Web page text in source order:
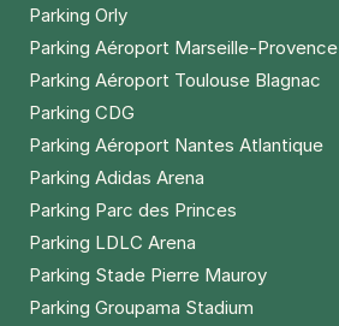
Parking Orly
Parking Aéroport Marseille-Provence
Parking Aéroport Toulouse Blagnac
Parking CDG
Parking Aéroport Nantes Atlantique
Parking Adidas Arena
Parking Parc des Princes
Parking LDLC Arena
Parking Stade Pierre Mauroy
Parking Groupama Stadium